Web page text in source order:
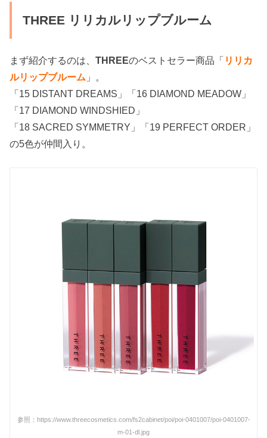
THREE リリカルリップブルーム
まず紹介するのは、THREEのベストセラー商品「 リリカ
ルリップブルーム 」
「15 DISTANT DREAMS」「16 DIAMOND MEADOW」
「17 DIAMOND WINDSHIED」
「18 SACRED SYMMETRY」「19 PERFECT ORDER」
の5色が仲間入り。
参照：https://www.threecosmetics.com/fs2cabinet/poi/poi-0401007/poi-0401007-
m-01-dl.jpg